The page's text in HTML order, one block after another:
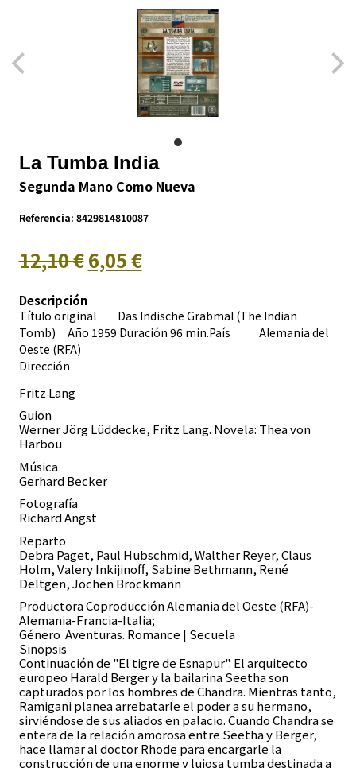
La Tumba India
Segunda Mano Como Nueva
Referencia: 8429814810087
12,10 €6,05 €
Descripción
Título original Das Indische Grabmal (The Indian
Tomb) Año 1959 Duración 96 min.País
Alemania del
Oeste (RFA)
Dirección
Fritz Lang
Guion
Werner Jörg Lüddecke, Fritz Lang. Novela: Thea von
Harbou
Música
Gerhard Becker
Fotografía
Richard Angst
Reparto
Debra Paget, Paul Hubschmid, Walther Reyer, Claus
Holm, Valery Inkijinoff, Sabine Bethmann, René
Deltgen, Jochen Brockmann
Productora Coproducción Alemania del Oeste (RFA)-
Alemania-Francia-Italia;
Género Aventuras. Romance | Secuela
Sinopsis
Continuación de "El tigre de Esnapur". El arquitecto
europeo Harald Berger y la bailarina Seetha son
capturados por los hombres de Chandra. Mientras tanto,
Ramigani planea arrebatarle el poder a su hermano,
sirviéndose de sus aliados en palacio. Cuando Chandra se
entera de la relación amorosa entre Seetha y Berger,
hace llamar al doctor Rhode para encargarle la
construcción de una enorme y lujosa tumba destinada a